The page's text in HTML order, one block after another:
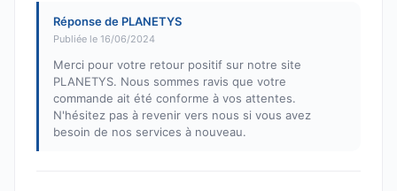
Réponse de PLANETYS
Publiée le 16/06/2024
Merci pour votre retour positif sur notre site
PLANETYS. Nous sommes ravis que votre
commande ait été conforme à vos attentes.
N'hésitez pas à revenir vers nous si vous avez
besoin de nos services à nouveau.